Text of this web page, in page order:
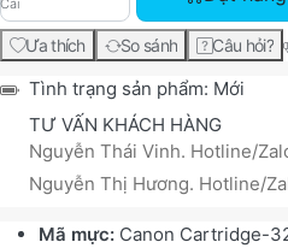
Cái
Ưa thích So sánh Câu hỏi?
Tình trạng sản phẩm: Mới
TƯ VẤN KHÁCH HÀNG
Nguyễn Thái Vinh. Hotline/
Nguyễn Thị Hương. Hotline/
Mã mực: Canon Cartridge-